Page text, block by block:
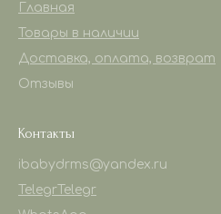
Главная
Товары в наличии
Доставка, оплата, возврат
Отзывы
Контакты
ibabydrms@yandex.ru
Telegr Telegr